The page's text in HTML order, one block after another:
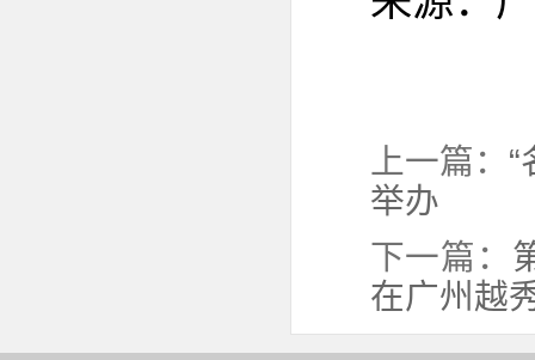
上一篇：
举办
下一篇：
在广州越